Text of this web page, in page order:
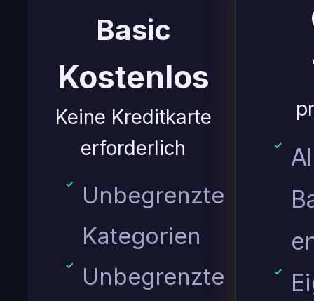
Basic
Kostenlos
Keine Kreditkarte
erforderlich
Unbegrenzte
Kategorien
Unbegrenzte